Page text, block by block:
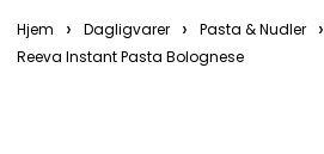
Hjem › Dagligvarer › Pasta & Nudler ›
Reeva Instant Pasta Bolognese